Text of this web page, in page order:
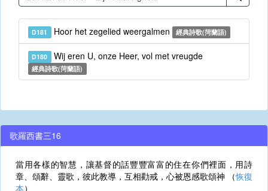
D181 Hoor het zegelied weergalmen 經典詩歌(菏蘭語)
D180 Wij eren U, onze Heer, vol met vreugde
經典詩歌(菏蘭語)
歌羅西書三16
當用各樣的智慧，讓基督的話豐豐富富的住在你們裡面，用詩
章、頌辭、靈歌，彼此教導，互相勸戒，心被恩感歌頌神 （恢復
本）